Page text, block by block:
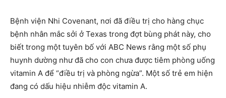
Bệnh viện Nhi Covenant, nơi đã điều trị cho hàng chục
bệnh nhân mắc sởi ở Texas trong đợt bùng phát này, cho
biết trong một tuyên bố với ABC News rằng một số phụ
huynh dường như đã cho con chưa được tiêm phòng uống
vitamin A để “điều trị và phòng ngừa”. Một số trẻ em hiện
đang có dấu hiệu nhiễm độc vitamin A.